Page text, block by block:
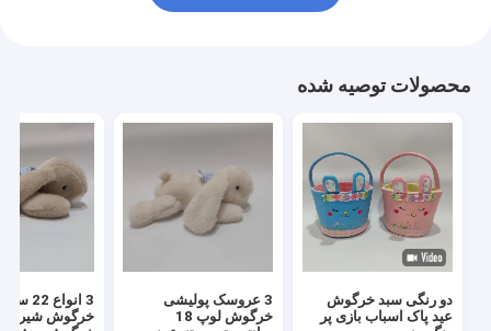
محصولات توصیه شده
دو رنگی سبد خرگوش
عید پاک اسباب بازی پر
3 عروسک پولیشی
خرگوش لوپ 18
3 انواع
خرگوش